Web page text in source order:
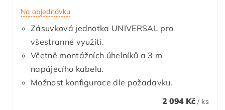
Na objednávku
Zásuvková jednotka UNIVERSAL pro
všestranné využití.
Včetně montážních úhelníků a 3 m
napájecího kabelu.
Možnost konfigurace dle požadavku.
2 094 Kč / ks